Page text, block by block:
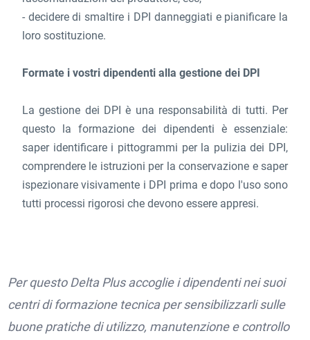
- decidere di smaltire i DPI danneggiati e pianificare la
loro sostituzione.
Formate i vostri dipendenti alla gestione dei DPI
La gestione dei DPI è una responsabilità di tutti. Per
questo la formazione dei dipendenti è essenziale:
saper identificare i pittogrammi per la pulizia dei DPI,
comprendere le istruzioni per la conservazione e saper
ispezionare visivamente i DPI prima e dopo l'uso sono
tutti processi rigorosi che devono essere appresi.
Per questo Delta Plus accoglie i dipendenti nei suoi
centri di formazione tecnica per sensibilizzarli sulle
buone pratiche di utilizzo, manutenzione e controllo